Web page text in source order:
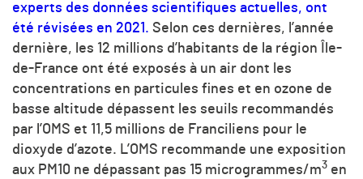
experts des données scientifiques actuelles, ont
été révisées en 2021. Selon ces dernières, l’année
dernière, les 12 millions d’habitants de la région Île-
de-France ont été exposés à un air dont les
concentrations en particules fines et en ozone de
basse altitude dépassent les seuils recommandés
par l’OMS et 11,5 millions de Franciliens pour le
dioxyde d’azote. L’OMS recommande une exposition
aux PM10 ne dépassant pas 15 microgrammes/m3 en